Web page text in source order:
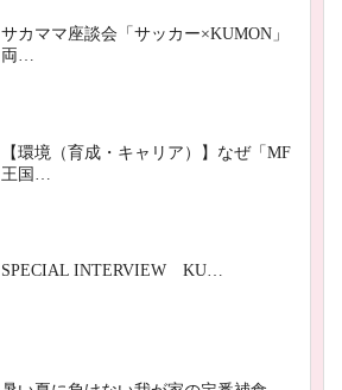
サカママ座談会「サッカー×KUMON」
両…
【環境（育成・キャリア）】なぜ「MF
王国…
SPECIAL INTERVIEW KU…